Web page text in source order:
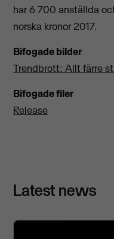
har 6 700 anställda
norska kronor 2017.
Bifogade bilder
Trendbrott: Allt färre
Bifogade filer
Release
Latest news